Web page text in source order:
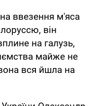
ввезення м'яса
він
на галузь,
майже не
вся йшла на